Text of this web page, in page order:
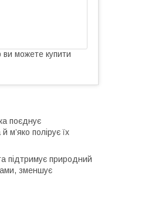
ви можете купити
поєднує
полірує їх
підтримує природний
зменшує